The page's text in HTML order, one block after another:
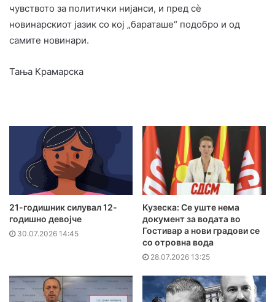
чувството за политички нијанси, и пред сѐ
новинарскиот јазик со кој „бараташе“ подобро и од
самите новинари.
Taња Крамарска
21-годишник силувал 12-
годишно девојче
30.07.2026 14:45
Кузеска: Се уште нема
документ за водата во
Гостивар а нови градови се
со отровна вода
28.07.2026 13:25